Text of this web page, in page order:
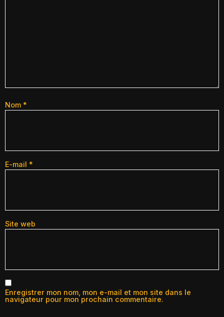
Nom *
E-mail *
Site web
Enregistrer mon nom, mon e-mail et mon site dans le
navigateur pour mon prochain commentaire.